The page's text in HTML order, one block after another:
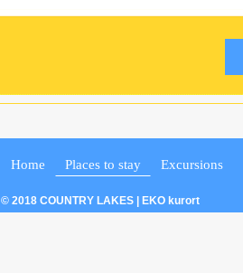
Home Places to stay Excursions
© 2018 COUNTRY LAKES | EKO kurort